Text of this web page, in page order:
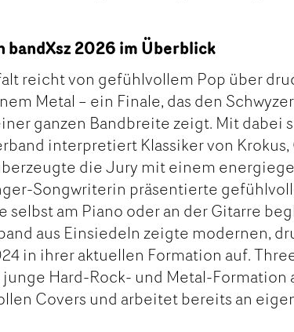
bandXsz 2026 im Überblick
reicht von gefühlvollem Pop über
Metal – ein Finale, das den Schwyzer
ganzen Bandbreite zeigt. Mit dabei
interpretiert Klassiker von Krokus,
die Jury mit einem
Songwriterin präsentierte
selbst am Piano oder an der Gitarre
aus Einsiedeln zeigte modernen,
in ihrer aktuellen Formation auf.
Hard-Rock- und Metal-Formation
Covers und arbeitet bereits an